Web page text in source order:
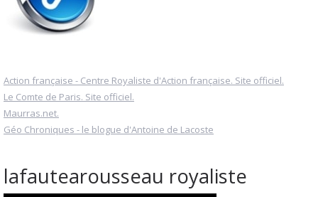
Action française - Centre Royaliste d'Action française. Site officiel.
Le Comte de Paris. Site officiel.
Maurras.net.
Géo Chroniques - le blogue d'Antoine de Lacoste
lafautearousseau royaliste